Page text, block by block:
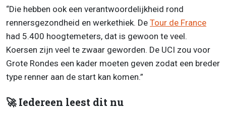
“Die hebben ook een verantwoordelijkheid rond
rennersgezondheid en werkethiek. De Tour de France
had 5.400 hoogtemeters, dat is gewoon te veel.
Koersen zijn veel te zwaar geworden. De UCI zou voor
Grote Rondes een kader moeten geven zodat een breder
type renner aan de start kan komen.”
🚀 Iedereen leest dit nu